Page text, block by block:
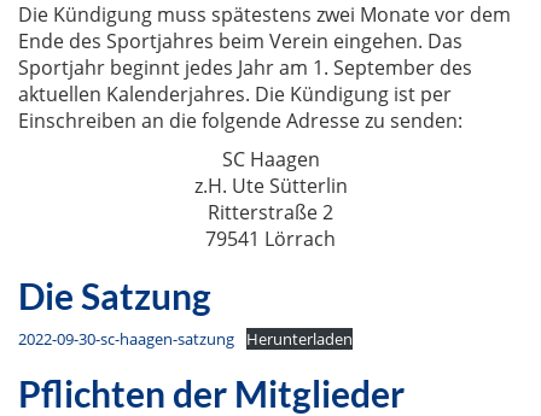
Die Kündigung muss spätestens zwei Monate vor dem
Ende des Sportjahres beim Verein eingehen. Das
Sportjahr beginnt jedes Jahr am 1. September des
aktuellen Kalenderjahres. Die Kündigung ist per
Einschreiben an die folgende Adresse zu senden:
SC Haagen
z.H. Ute Sütterlin
Ritterstraße 2
79541 Lörrach
Die Satzung
2022-09-30-sc-haagen-satzung Herunterladen
Pflichten der Mitglieder